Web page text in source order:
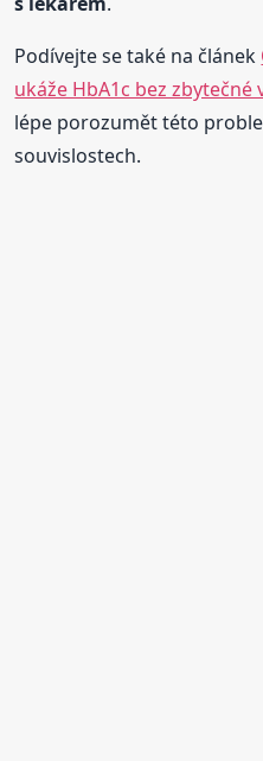
Podívejte se také na článek
ukáže HbA1c bez zbytečné
lépe porozumět této
souvislostech.